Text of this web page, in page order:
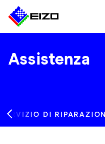
Assistenza
SERVIZIO DI